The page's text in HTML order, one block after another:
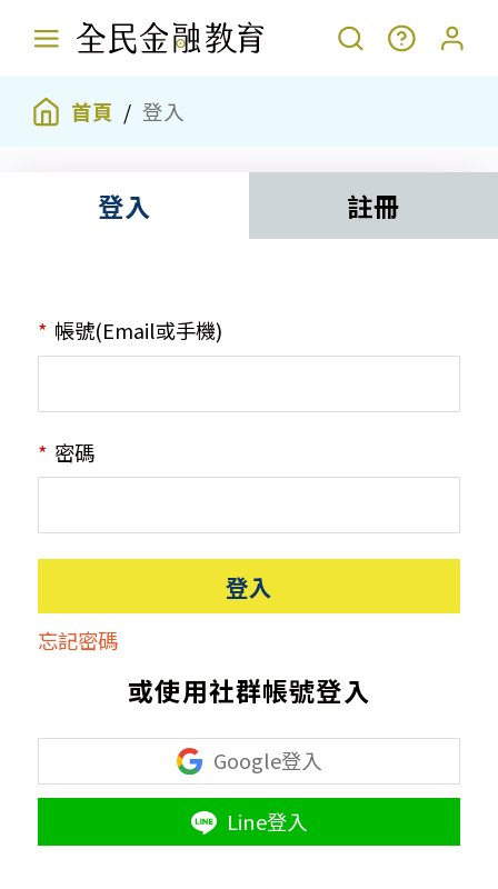
首頁 登入
登入 註冊
帳號(Email或手機)
密碼
登入
忘記密碼
或使用社群帳號登入
Google登入
Line登入